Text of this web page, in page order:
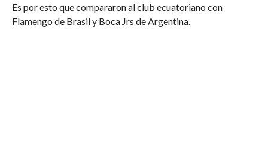
Es por esto que compararon al club ecuatoriano con
Flamengo de Brasil y Boca Jrs de Argentina.